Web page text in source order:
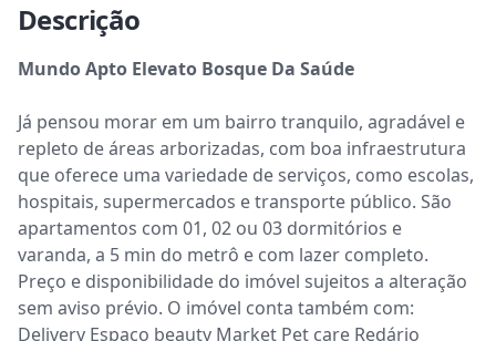
Descrição
Mundo Apto Elevato Bosque Da Saúde
Já pensou morar em um bairro tranquilo, agradável e
repleto de áreas arborizadas, com boa infraestrutura
que oferece uma variedade de serviços, como escolas,
hospitais, supermercados e transporte público. São
apartamentos com 01, 02 ou 03 dormitórios e
varanda, a 5 min do metrô e com lazer completo.
Preço e disponibilidade do imóvel sujeitos a alteração
sem aviso prévio. O imóvel conta também com:
Delivery Espaço beauty Market Pet care Redário